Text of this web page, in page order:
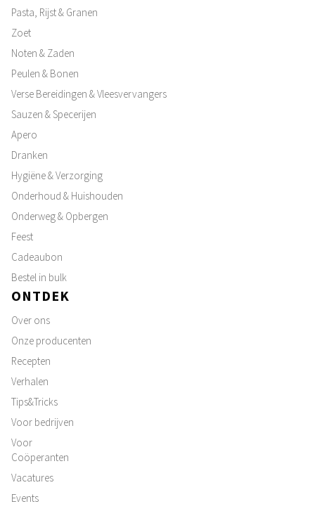
Pasta, Rijst & Granen
Zoet
Noten & Zaden
Peulen & Bonen
Verse Bereidingen & Vleesvervangers
Sauzen & Specerijen
Apero
Dranken
Hygiëne & Verzorging
Onderhoud & Huishouden
Onderweg & Opbergen
Feest
Cadeaubon
Bestel in bulk
ONTDEK
Over ons
Onze producenten
Recepten
Verhalen
Tips&Tricks
Voor bedrijven
Voor
Coöperanten
Vacatures
Events